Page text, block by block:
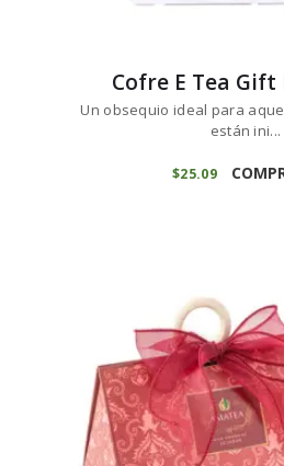
Cofre E Tea
Un obsequio ideal para
están ini...
$25 09